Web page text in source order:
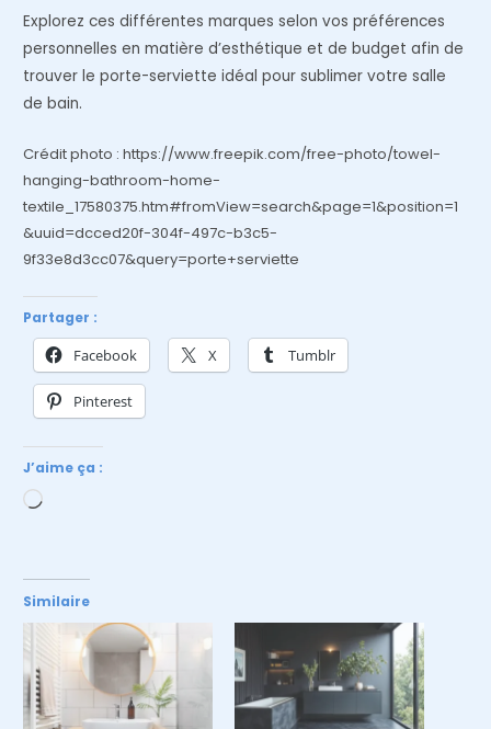
Explorez ces différentes marques selon vos préférences
personnelles en matière d’esthétique et de budget afin de
trouver le porte-serviette idéal pour sublimer votre salle
de bain.
Crédit photo : https://www.freepik.com/free-photo/towel-
hanging-bathroom-home-
textile_17580375.htm#fromView=search&page=1&position=1
&uuid=dcced20f-304f-497c-b3c5-
9f33e8d3cc07&query=porte+serviette
Partager :
Facebook X Tumblr
Pinterest
J’aime ça :
Chargement…
Similaire